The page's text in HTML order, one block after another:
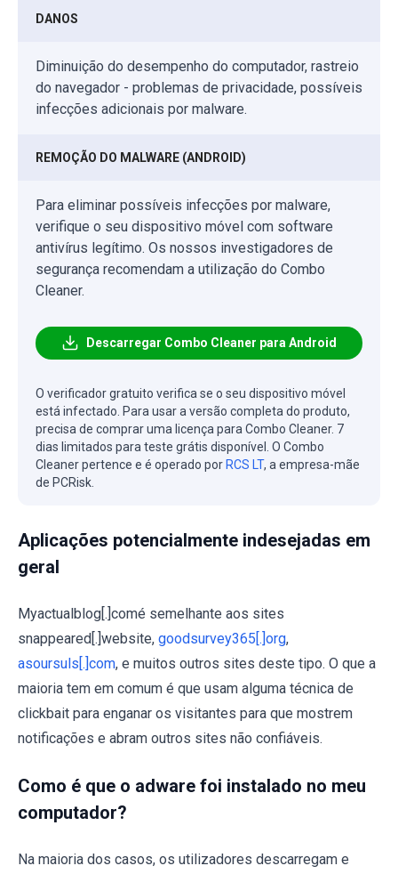
DANOS
Diminuição do desempenho do computador, rastreio
do navegador - problemas de privacidade, possíveis
infecções adicionais por malware.
REMOÇÃO DO MALWARE (ANDROID)
Para eliminar possíveis infecções por malware,
verifique o seu dispositivo móvel com software
antivírus legítimo. Os nossos investigadores de
segurança recomendam a utilização do Combo
Cleaner.
Descarregar Combo Cleaner para Android
O verificador gratuito verifica se o seu dispositivo móvel
está infectado. Para usar a versão completa do produto,
precisa de comprar uma licença para Combo Cleaner. 7
dias limitados para teste grátis disponível. O Combo
Cleaner pertence e é operado por RCS LT, a empresa-mãe
de PCRisk.
Aplicações potencialmente indesejadas em
geral
Myactualblog[.]comé semelhante aos sites
snappeared[.]website, goodsurvey365[.]org,
asoursuls[.]com, e muitos outros sites deste tipo. O que a
maioria tem em comum é que usam alguma técnica de
clickbait para enganar os visitantes para que mostrem
notificações e abram outros sites não confiáveis.
Como é que o adware foi instalado no meu
computador?
Na maioria dos casos, os utilizadores descarregam e